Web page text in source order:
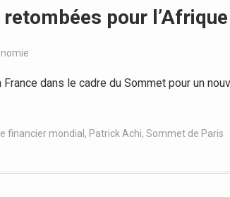
pour l’Afrique
dans le cadre du Sommet pour un
financier mondial , Patrick Achi, Sommet de Paris